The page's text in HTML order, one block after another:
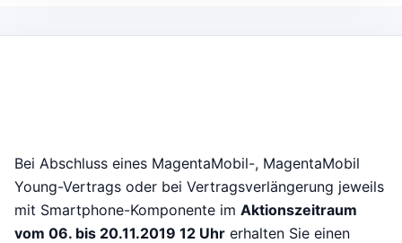
Bei Abschluss eines MagentaMobil-, MagentaMobil
Young-Vertrags oder bei Vertragsverlängerung jeweils
mit Smartphone-Komponente im Aktionszeitraum
vom 06. bis 20.11.2019 12 Uhr erhalten Sie einen